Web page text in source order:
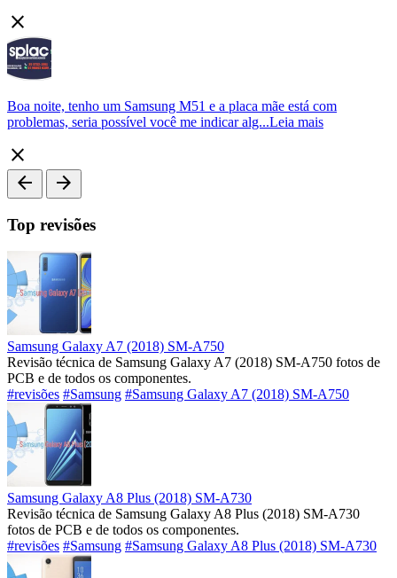
close
Boa noite, tenho um Samsung M51 e a placa mãe está com
problemas, seria possível você me indicar alg...Leia mais
close
arrow_back
arrow_forward
Top revisões
Samsung Galaxy A7 (2018) SM-A750
Revisão técnica de Samsung Galaxy A7 (2018) SM-A750 fotos de
PCB e de todos os componentes.
#revisões #Samsung #Samsung Galaxy A7 (2018) SM-A750
Samsung Galaxy A8 Plus (2018) SM-A730
Revisão técnica de Samsung Galaxy A8 Plus (2018) SM-A730
fotos de PCB e de todos os componentes.
#revisões #Samsung #Samsung Galaxy A8 Plus (2018) SM-A730